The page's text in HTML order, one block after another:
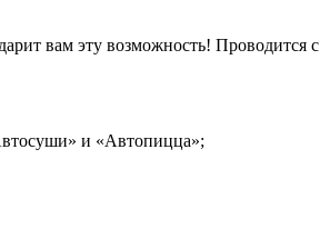
вам эту возможность! Проводится c
и «Автопицца»;